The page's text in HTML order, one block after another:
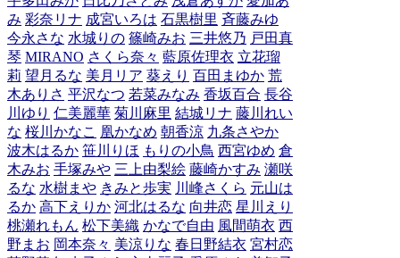
み 彩奈リナ 成宮いろは 石黒樹里 斉藤みゆ
今永さな 水城りの 篠崎みお 三井悠乃 戸田真
琴 MIRANO さくら奈々 藍原佐理衣 立花瑠
莉 望月るな 美月リア 葵えり 百田まゆか 荒
木ありさ 平沢なつ 若菜みなみ 香坂百合 長谷
川ゆり 仁美麗華 菊川麻里 結城リナ 藤川れい
な 桜川かなこ 凰かなめ 朝香涼 九条さやか
波木はるか 笹川りほ もりの小鳥 西宮ゆめ 倉
木みお 手塚みや 三上由梨絵 藤崎かすみ 瀬咲
るな 水樹まや きみと歩実 川峰さくら 元山は
るか 高下えりか 河北はるな 向井恋 星川えり
桃瀬れもん 松下美織 かなで自由 風間萌衣 西
野まお 岡本奈々 美涼りな 春日野結衣 宮村恋